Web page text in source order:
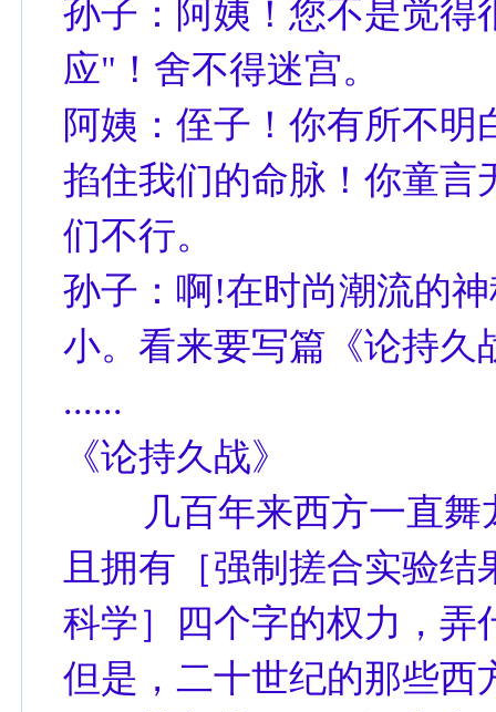
孙子：阿姨！您不是觉
应"！舍不得迷宫。
阿姨：侄子！你有所不
掐住我们的命脉！你童言
们不行。
孙子：啊!在时尚潮流的
小。看来要写篇《论持久
......
《论持久战》
几百年来西方一直舞
且拥有［强制搓合实验
科学］四个字的权力，弄
但是，二十世纪的那些西